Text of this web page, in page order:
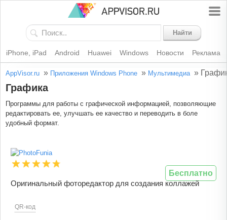
Найти
iPhone, iPad Android Huawei Windows Новости Реклама
AppVisor.ru » Приложения Windows Phone » Мультимедиа »
Графика
Программы для работы с графической информацией, позволяющие
редактировать ее, улучшать ее качество и переводить в боле
удобный формат.
Оригинальный фоторедактор для создания коллажей
QR-код
Бесплатно